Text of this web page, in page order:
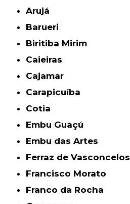
Arujá
Barueri
Biritiba Mirim
Caieiras
Cajamar
Carapicuíba
Cotia
Embu Guaçú
Embu das Artes
Ferraz de Vasconcelos
Francisco Morato
Franco da Rocha